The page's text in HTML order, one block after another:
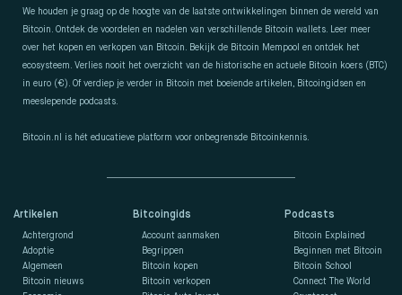
Artikelen
Achtergrond
Adoptie
Algemeen
Bitcoin nieuws
Bitcoingids
Account aanmaken
Begrippen
Bitcoin kopen
Bitcoin verkopen
Podcasts
Bitcoin Explained
Beginnen met Bitcoin
Bitcoin School
Connect The World
We houden je graag op de hoogte van de laatste ontwikkelingen binnen de wereld van
Bitcoin. Ontdek de voordelen en nadelen van verschillende Bitcoin wallets. Leer meer
over het kopen en verkopen van Bitcoin. Bekijk de Bitcoin Mempool en ontdek het
ecosysteem. Verlies nooit het overzicht van de historische en actuele Bitcoin koers (BTC)
in euro (€). Of verdiep je verder in Bitcoin met boeiende artikelen, Bitcoingidsen en
meeslepende podcasts.
Bitcoin.nl is hét educatieve platform voor onbegrensde Bitcoinkennis.